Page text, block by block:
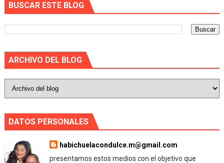
BUSCAR ESTE BLOG
ARCHIVO DEL BLOG
DATOS PERSONALES
habichuelacondulce.m@gmail.com
presentamos estos medios con el objetivo que